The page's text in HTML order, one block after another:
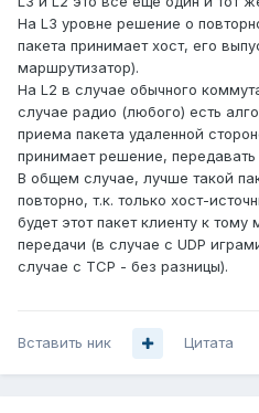
На L3 уровне решение о
пакета принимает хост, его
маршрутизатор).
На L2 в случае обычного
случае радио (любого) есть
приема пакета удаленной
принимает решение, передавать
В общем случае, лучше такой
повторно, т.к. только хост-
будет этот пакет клиенту к
передачи (в случае с UDP
случае с TCP - без разницы).
Вставить ник Цитата